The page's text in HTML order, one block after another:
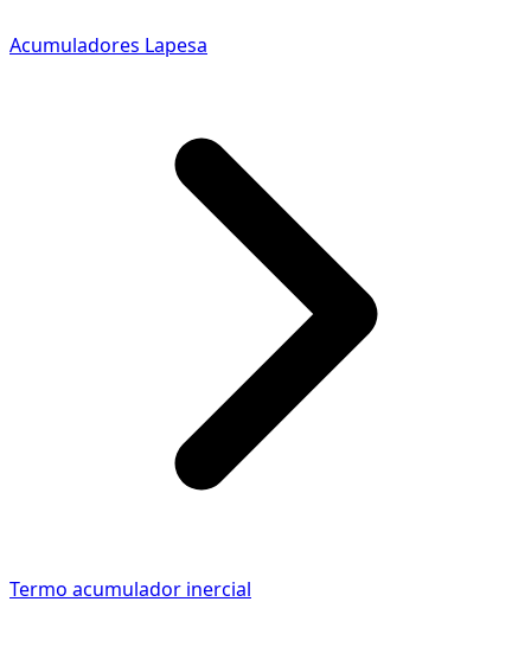
Acumuladores Lapesa
Termo acumulador inercial